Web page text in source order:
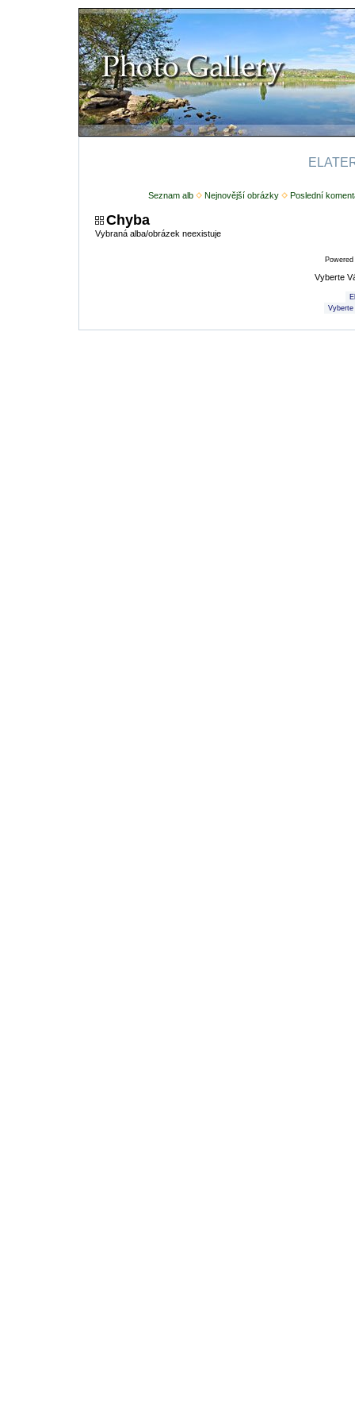
Seznam alb Nejnovější obrázky Poslední
Chyba
Vybraná alba/obrázek neexistuje
Vyberte